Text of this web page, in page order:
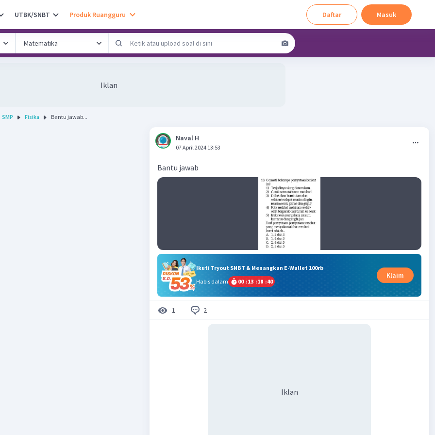
UTBK/SNBT Produk Ruangguru Daftar Masuk
Iklan
SMP Fisika Bantu jawab...
Naval H
07 April 2024 13:53
Bantu jawab
Ikuti Tryout SNBT & Menangkan E-Wallet 100rb
Habis dalam
00 :13 :18 :39
Klaim
1 2
Iklan